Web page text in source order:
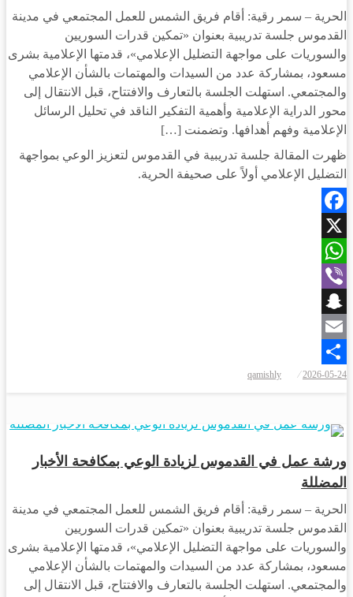
الحرية – سمر رقية: أقام فريق الشمس للعمل المجتمعي في مدينة
القدموس جلسة تدريبية بعنوان «تمكين قدرات السوريين
والسوريات على مواجهة التضليل الإعلامي»، قدمتها الإعلامية بشرى
مسعود، بمشاركة عدد من السيدات والمهتمات بالشأن الإعلامي
والمجتمعي. استهلت الجلسة بالتعارف والافتتاح، قبل الانتقال إلى
محور الدراية الإعلامية وأهمية التفكير الناقد في تحليل الرسائل
الإعلامية وفهم أهدافها. وتضمنت […]
ظهرت المقالة جلسة تدريبية في القدموس لتعزيز الوعي بمواجهة
التضليل الإعلامي أولاً على صحيفة الحرية.
Facebook
X
WhatsApp
Viber
Snapchat
Email
Share
في
2026-05-24
qamishly
ورشة عمل في القدموس لزيادة الوعي بمكافحة الأخبار
المضللة
الحرية – سمر رقية: أقام فريق الشمس للعمل المجتمعي في مدينة
القدموس جلسة تدريبية بعنوان «تمكين قدرات السوريين
والسوريات على مواجهة التضليل الإعلامي»، قدمتها الإعلامية بشرى
مسعود، بمشاركة عدد من السيدات والمهتمات بالشأن الإعلامي
والمجتمعي. استهلت الجلسة بالتعارف والافتتاح، قبل الانتقال إلى